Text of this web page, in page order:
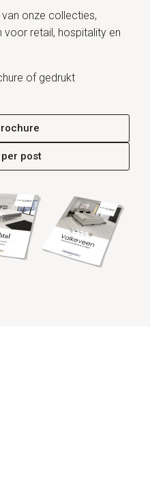
onze collecties,
voor retail, hospitality en
of gedrukt
post